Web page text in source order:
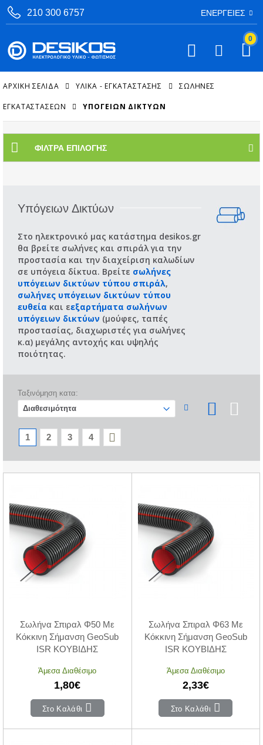
210 300 6757 ΕΝΈΡΓΕΙΕΣ
0
ΑΡΧΙΚΉ ΣΕΛΊΔΑ ΥΛΙΚΑ - ΕΓΚΑΤΑΣΤΑΣΗΣ ΣΩΛΉΝΕΣ
ΕΓΚΑΤΑΣΤΆΣΕΩΝ ΥΠΌΓΕΙΩΝ ΔΙΚΤΎΩΝ
ΦΊΛΤΡΑ ΕΠΙΛΟΓΉΣ
Υπόγειων Δικτύων
Στο ηλεκτρονικό μας κατάστημα desikos.gr
θα βρείτε σωλήνες και σπιράλ για την
προστασία και την διαχείριση καλωδίων
σε υπόγεια δίκτυα. Βρείτε σωλήνες
υπόγειων δικτύων τύπου σπιράλ,
σωλήνες υπόγειων δικτύων τύπου
ευθεία και εεξαρτήματα σωλήνων
υπόγειων δικτύων (μούφες, ταπές
προστασίας, διαχωριστές για σωλήνες
κ.α) μεγάλης αντοχής και υψηλής
ποιότητας.
Ταξινόμηση κατα:
1 2 3 4
Σωλήνα Σπιραλ Φ50 Με
Κόκκινη Σήμανση GeoSub
ISR ΚΟΥΒΙΔΗΣ
Άμεσα Διαθέσιμο
1,80€
Στο Καλάθι
Σωλήνα Σπιραλ Φ63 Με
Κόκκινη Σήμανση GeoSub
ISR ΚΟΥΒΙΔΗΣ
Άμεσα Διαθέσιμο
2,33€
Στο Καλάθι